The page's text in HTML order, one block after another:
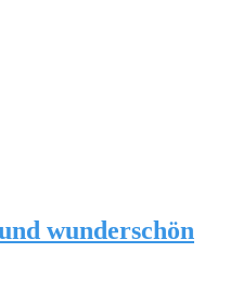
wunderschön